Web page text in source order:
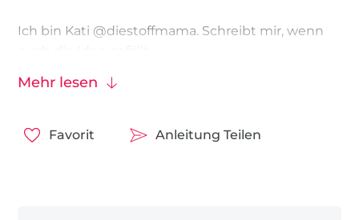
Ich bin Kati @diestoffmama. Schreibt mir, wenn
hier
Und nun viel Spaß beim Nähen!
Mehr lesen
Favorit Anleitung Teilen